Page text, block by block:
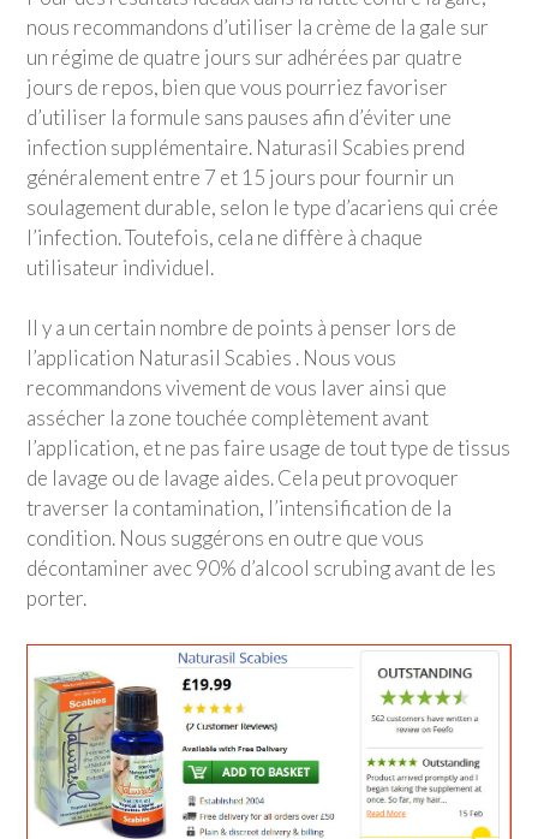
nous recommandons d’utiliser la crème de la gale sur
un régime de quatre jours sur adhérées par quatre
jours de repos, bien que vous pourriez favoriser
d’utiliser la formule sans pauses afin d’éviter une
infection supplémentaire. Naturasil Scabies prend
généralement entre 7 et 15 jours pour fournir un
soulagement durable, selon le type d’acariens qui crée
l’infection. Toutefois, cela ne diffère à chaque
utilisateur individuel.
Il y a un certain nombre de points à penser lors de
l’application Naturasil Scabies . Nous vous
recommandons vivement de vous laver ainsi que
assécher la zone touchée complètement avant
l’application, et ne pas faire usage de tout type de tissus
de lavage ou de lavage aides. Cela peut provoquer
traverser la contamination, l’intensification de la
condition. Nous suggérons en outre que vous
décontaminer avec 90% d’alcool scrubing avant de les
porter.